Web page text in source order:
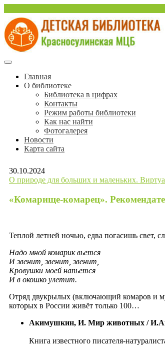
содержимому
Детская библиотека
Красносулинская Детская
Главная
О библиотеке
Библиотека в цифрах
Контакты
Режим работы библиотеки
Как нас найти
Фотогалерея
Новости
Карта сайта
30.10.2024
О природе для больших и маленьких.
«Комарище-комарец».
Теплой летней ночью, едва погасишь свет,
Надо мной комарик вьется
И звенит, звенит, звенит,
Кровушки моей напьется
И в окошко улетит.
Отряд двукрылых (включающий комаров и
которых в России живёт только 100…
Акимушкин, И. Мир животных /
Книга известного писателя-